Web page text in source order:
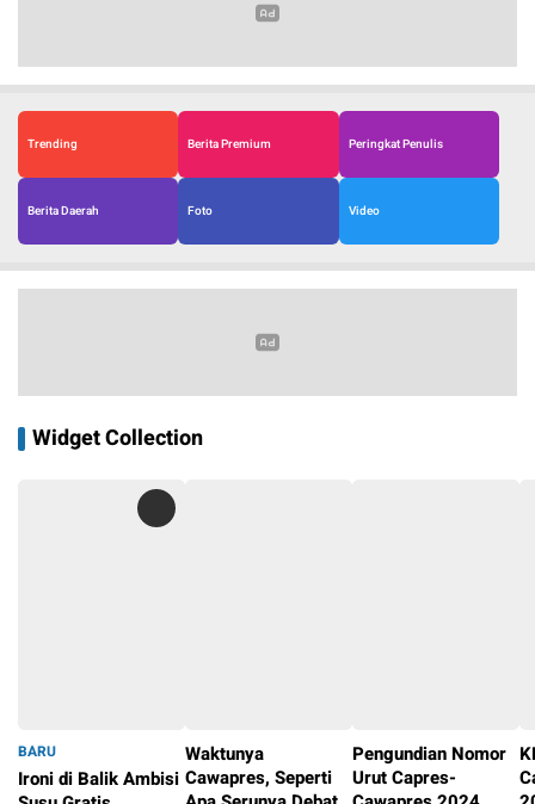
Trending Berita Premium Peringkat Penulis
Berita Daerah Foto Video
Widget Collection
BARU
Ironi di Balik Ambisi
Waktunya
Cawapres, Seperti
Pengundian Nomor
Urut Capres-